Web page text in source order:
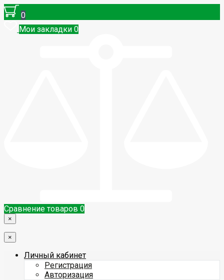
0
Мои закладки 0
Сравнение товаров 0
×
×
Личный кабинет
Регистрация
Авторизация